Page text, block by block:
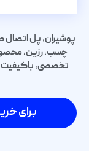
پوشیران، پل اتصال
چسب، رزین،
تخصصی، باکیفیت
برای